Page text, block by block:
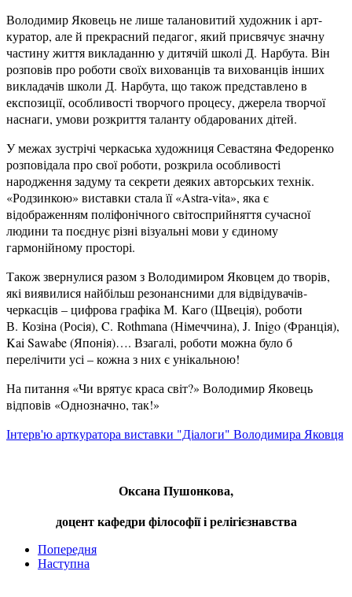
Володимир Яковець не лише талановитий художник і арт-
куратор, але й прекрасний педагог, який присвячує значну
частину життя викладанню у дитячій школі Д. Нарбута. Він
розповів про роботи своїх вихованців та вихованців інших
викладачів школи Д. Нарбута, що також представлено в
експозиції, особливості творчого процесу, джерела творчої
наснаги, умови розкриття таланту обдарованих дітей.
У межах зустрічі черкаська художниця Севастяна Федоренко
розповідала про свої роботи, розкрила особливості
народження задуму та секрети деяких авторських технік.
«Родзинкою» виставки стала її «Astra-vita», яка є
відображенням поліфонічного світосприйняття сучасної
людини та поєднує різні візуальні мови у єдиному
гармонійному просторі.
Також звернулися разом з Володимиром Яковцем до творів,
які виявилися найбільш резонансними для відвідувачів-
черкасців – цифрова графіка М. Каго (Щвеція), роботи
В. Козіна (Росія), C. Rothmanа (Німеччина), J. Inigo (Франція),
Kai Sawabe (Японія)…. Взагалі, роботи можна було б
перелічити усі – кожна з них є унікальною!
На питання «Чи врятує краса світ?» Володимир Яковець
відповів «Однозначно, так!»
Інтерв'ю арткуратора виставки "Діалоги" Володимира Яковця
Оксана Пушонкова,
доцент кафедри філософії і релігієзнавства
Попередня
Наступна